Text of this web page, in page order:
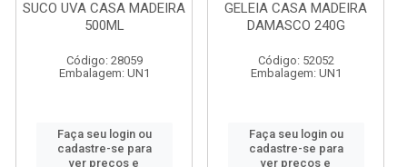
SUCO UVA CASA MADEIRA
500ML
Código: 28059
Embalagem: UN1
Faça seu login ou
cadastre-se para
ver preços e
GELEIA CASA MADEIRA
DAMASCO 240G
Código: 52052
Embalagem: UN1
Faça seu login ou
cadastre-se para
ver preços e